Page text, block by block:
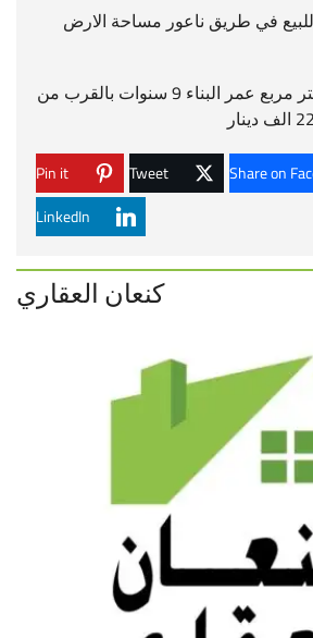
للبيع في طريق ناعور مساحة الارض
مساحة البناء 216 متر مربع عمر البناء 9 سنوات بالقرب من
Share on
Tweet
Pin it
LinkedIn
كنعان العقاري